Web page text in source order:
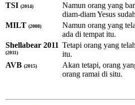
TSI (2014)
Namun orang yang
diam-diam Yesus
MILT (2008)
Namun orang yang
ada di tempat itu.
Shellabear 2011
(2011)
Tetapi orang yang
itu.
AVB (2015)
Akan tetapi, orang
orang ramai di situ.